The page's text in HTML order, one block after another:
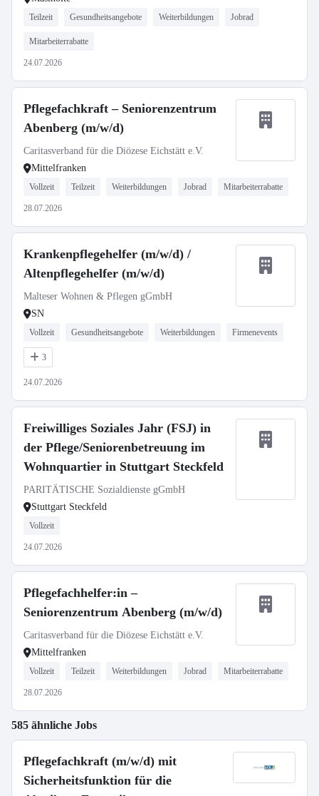
Teilzeit Gesundheitsangebote Weiterbildungen Jobrad
Mitarbeiterrabatte
24.07.2026
Pflegefachkraft – Seniorenzentrum
Abenberg (m/w/d)
Caritasverband für die Diözese Eichstätt e.V.
Mittelfranken
Vollzeit Teilzeit Weiterbildungen Jobrad Mitarbeiterrabatte
28.07.2026
Krankenpflegehelfer (m/w/d) /
Altenpflegehelfer (m/w/d)
Malteser Wohnen & Pflegen gGmbH
SN
Vollzeit Gesundheitsangebote Weiterbildungen Firmenevents
3
24.07.2026
Freiwilliges Soziales Jahr (FSJ) in
der Pflege/Seniorenbetreuung im
Wohnquartier in Stuttgart Steckfeld
PARITÄTISCHE Sozialdienste gGmbH
Stuttgart Steckfeld
Vollzeit
24.07.2026
Pflegefachhelfer:in –
Seniorenzentrum Abenberg (m/w/d)
Caritasverband für die Diözese Eichstätt e.V.
Mittelfranken
Vollzeit Teilzeit Weiterbildungen Jobrad Mitarbeiterrabatte
28.07.2026
585 ähnliche Jobs
Pflegefachkraft (m/w/d) mit
Sicherheitsfunktion für die